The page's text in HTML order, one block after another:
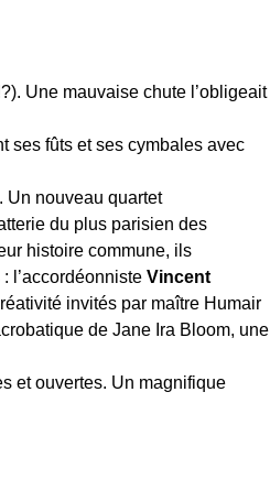
Une mauvaise chute l’obligeait
ses fûts et ses cymbales avec
Un nouveau quartet
du plus parisien des
histoire commune, ils
l’accordéonniste Vincent
invités par maître Humair
de Jane Ira Bloom, une
et ouvertes. Un magnifique